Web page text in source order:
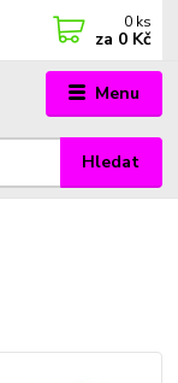
Menu
Hledat
0 ks
za 0 Kč